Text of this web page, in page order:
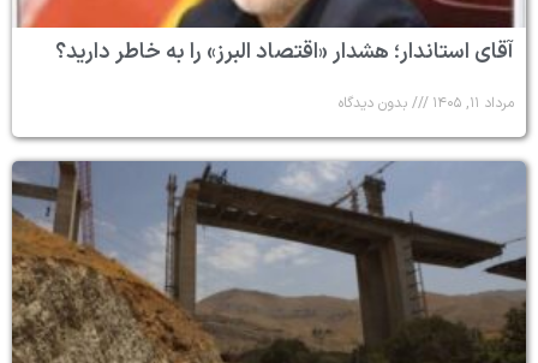
آقای استاندار؛ هشدار «اقتصاد البرز» را به خاطر دارید؟
مرداد ۱۱, ۱۴۰۵ بدون دیدگاه